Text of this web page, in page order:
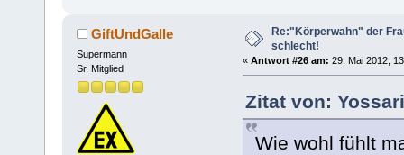
GiftUndGalle
Supermann
Sr. Mitglied
Re:"Körperwahn" der
schlecht!
« Antwort #26 am: 29. Mai 2012,
Zitat von:
Wie wohl fühlt